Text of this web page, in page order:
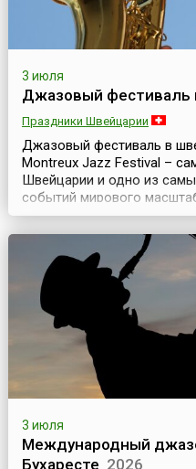
3 июля
Джазовый фестиваль
Праздники Швейцарии
Джазовый фестиваль в
Montreux Jazz Festival –
Швейцарии и одно из
событий мирового
1967 года, проходит
двух недель. Обычно
начале июля.Создатель
2013 года) Montreux Jazz
3 июля
Международный
Бухаресте 2026